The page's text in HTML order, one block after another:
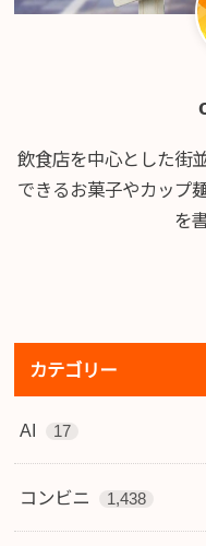
飲食店を中心とした街
できるお菓子やカップ
を
カテゴリー
AI 17
コンビニ 1,438